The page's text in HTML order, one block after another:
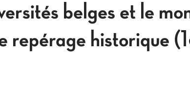
belges et le
repérage